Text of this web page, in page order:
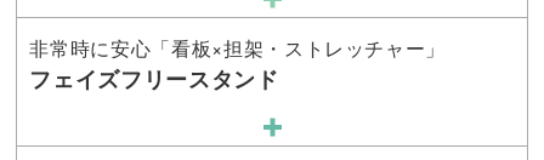
非常時に安心「看板×担架・ストレッチャー」
フェイズフリースタンド